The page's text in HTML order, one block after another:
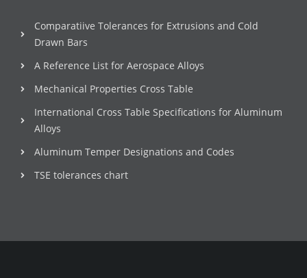
Comparatiive Tolerances for Extrusions and Cold
Drawn Bars
A Reference List for Aerospace Alloys
Mechanical Properties Cross Table
International Cross Table Specifications for Aluminum
Alloys
Aluminum Temper Designations and Codes
TSE tolerances chart